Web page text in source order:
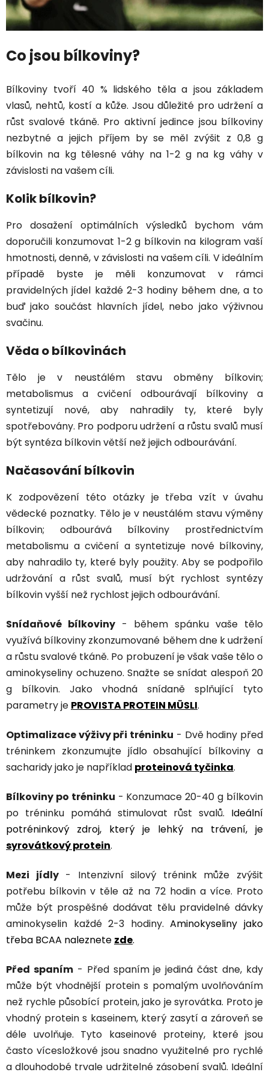
Co jsou bílkoviny?
Bílkoviny tvoří 40 % lidského těla a jsou základem
vlasů, nehtů, kostí a kůže. Jsou důležité pro udržení a
růst svalové tkáně. Pro aktivní jedince jsou bílkoviny
nezbytné a jejich příjem by se měl zvýšit z 0,8 g
bílkovin na kg tělesné váhy na 1-2 g na kg váhy v
závislosti na vašem cíli.
Kolik bílkovin?
Pro dosažení optimálních výsledků bychom vám
doporučili konzumovat 1-2 g bílkovin na kilogram vaší
hmotnosti, denně, v závislosti na vašem cíli. V ideálním
případě byste je měli konzumovat v rámci
pravidelných jídel každé 2-3 hodiny během dne, a to
buď jako součást hlavních jídel, nebo jako výživnou
svačinu.
Věda o bílkovinách
Tělo je v neustálém stavu obměny bílkovin;
metabolismus a cvičení odbourávají bílkoviny a
syntetizují nové, aby nahradily ty, které byly
spotřebovány. Pro podporu udržení a růstu svalů musí
být syntéza bílkovin větší než jejich odbourávání.
Načasování bílkovin
K zodpovězení této otázky je třeba vzít v úvahu
vědecké poznatky. Tělo je v neustálém stavu výměny
bílkovin; odbourává bílkoviny prostřednictvím
metabolismu a cvičení a syntetizuje nové bílkoviny,
aby nahradilo ty, které byly použity. Aby se podpořilo
udržování a růst svalů, musí být rychlost syntézy
bílkovin vyšší než rychlost jejich odbourávání.
Snídaňové bílkoviny - během spánku vaše tělo
využívá bílkoviny zkonzumované během dne k udržení
a růstu svalové tkáně. Po probuzení je však vaše tělo o
aminokyseliny ochuzeno. Snažte se snídat alespoň 20
g bílkovin. Jako vhodná snídaně splňující tyto
parametry je PROVISTA PROTEIN MÜSLI.
Optimalizace výživy při tréninku - Dvě hodiny před
tréninkem zkonzumujte jídlo obsahující bílkoviny a
sacharidy jako je například proteinová tyčinka.
Bílkoviny po tréninku - Konzumace 20-40 g bílkovin
po tréninku pomáhá stimulovat růst svalů. Ideální
potréninkový zdroj, který je lehký na trávení, je
syrovátkový protein.
Mezi jídly- Intenzivní silový trénink může zvýšit
potřebu bílkovin v těle až na 72 hodin a více. Proto
může být prospěšné dodávat tělu pravidelné dávky
aminokyselin každé 2-3 hodiny.Aminokyseliny jako
třeba BCAA naleznete zde.
Před spaním- Před spaním je jediná část dne, kdy
může být vhodnější protein s pomalým uvolňováním
než rychle působící protein, jako je syrovátka. Proto je
vhodný protein s kaseinem, který zasytí a zároveň se
déle uvolňuje. Tyto kaseinové proteiny, které jsou
často vícesložkové jsou snadno využitelné pro rychlé
a dlouhodobé trvale udržitelné zásobení svalů. Ideální